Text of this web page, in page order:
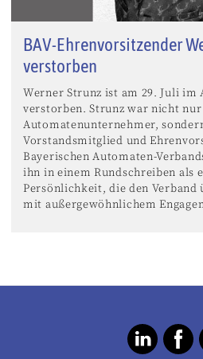
BAV-Ehrenvorsitzender
verstorben
Werner Strunz ist am 29. Juli im
verstorben. Strunz war nicht
Automatenunternehmer,
Vorstandsmitglied und
Bayerischen Automaten-
ihn in einem Rundschreiben als
Persönlichkeit, die den Verband
mit außergewöhnlichem